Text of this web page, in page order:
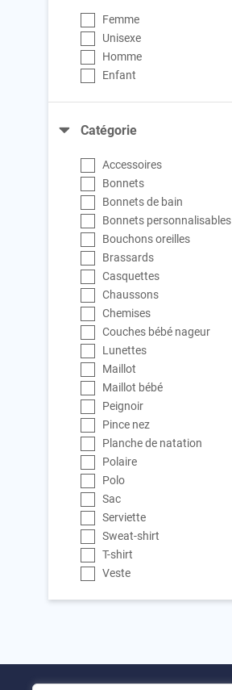
Femme
Unisexe
Homme
Enfant
Catégorie
Accessoires
Bonnets
Bonnets de bain
Bonnets personnalisables
Bouchons oreilles
Brassards
Casquettes
Chaussons
Chemises
Couches bébé nageur
Lunettes
Maillot
Maillot bébé
Peignoir
Pince nez
Planche de natation
Polaire
Polo
Sac
Serviette
Sweat-shirt
T-shirt
Veste